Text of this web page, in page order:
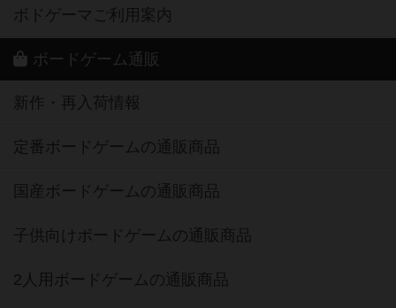
ボドゲーマご利用案内
ボードゲーム通販
新作・再入荷情報
定番ボードゲームの通販商品
国産ボードゲームの通販商品
子供向けボードゲームの通販商品
2人用ボードゲームの通販商品